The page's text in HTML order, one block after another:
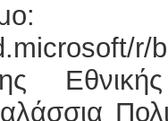
r/
τηλ.